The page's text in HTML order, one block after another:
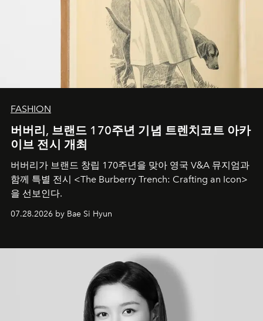
FASHION
버버리, 브랜드 170주년 기념 트렌치코트 아카
이브 전시 개최
버버리가 브랜드 창립 170주년을 맞아 영국 V&A 뮤지엄과
함께 특별 전시 <The Burberry Trench: Crafting an Icon>
을 선보인다.
07.28.2026 by Bae Si Hyun